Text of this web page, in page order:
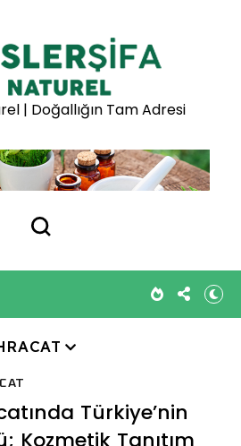
| Doğallığın Tam Adresi
Türkiye’nin
Kozmetik Tanıtım